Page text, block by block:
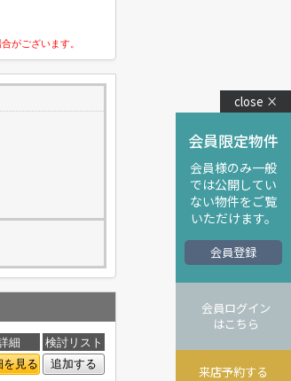
close ×
会員限定物件
会員様のみ一般
では公開してい
ない物件をご覧
いただけます。
会員登録
会員ログイン
はこちら
来店予約する
がございます。
細
検討リスト
を見る 追加する